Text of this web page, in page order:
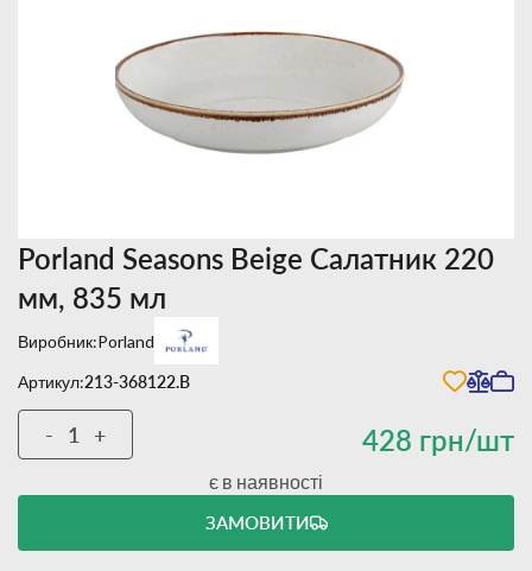
Porland Seasons Beige Салатник 220
мм, 835 мл
Виробник:Porland
Артикул:213-368122.B
428 грн/шт
- +
є в наявності
ЗАМОВИТИ